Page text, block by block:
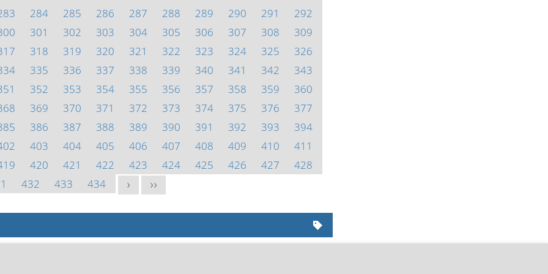
284 285 286 287 288 289 290 291
292
301 302 303 304 305 306 307 308
309
318 319 320 321 322 323 324 325
326
335 336 337 338 339 340 341 342
343
352 353 354 355 356 357 358 359
360
369 370 371 372 373 374 375 376
377
386 387 388 389 390 391 392 393
394
403 404 405 406 407 408 409 410
411
420 421 422 423 424 425 426 427
428
432 433 434 > >>